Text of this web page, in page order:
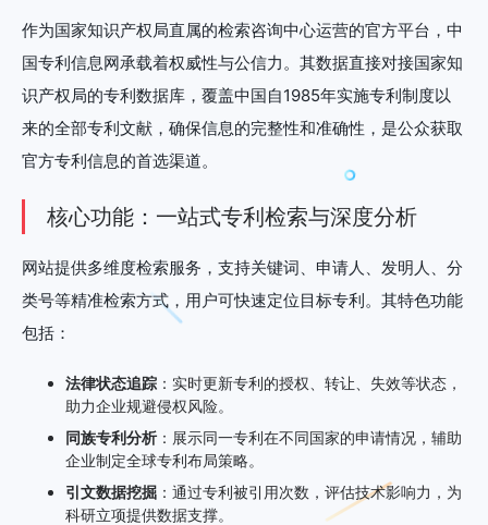
作为国家知识产权局直属的检索咨询中心运营的官方平台，中
国专利信息网承载着权威性与公信力。其数据直接对接国家知
识产权局的专利数据库，覆盖中国自1985年实施专利制度以
来的全部专利文献，确保信息的完整性和准确性，是公众获取
官方专利信息的首选渠道。
核心功能：一站式专利检索与深度分析
网站提供多维度检索服务，支持关键词、申请人、发明人、分
类号等精准检索方式，用户可快速定位目标专利。其特色功能
包括：
法律状态追踪 ：实时更新专利的授权、转让、失效等状态，
助力企业规避侵权风险。
同族专利分析：展示同一专利在不同国家的申请情况，辅助
企业制定全球专利布局策略。
引文数据挖掘 ：通过专利被引用次数，评估技术影响力，为
科研立项提供数据支撑。